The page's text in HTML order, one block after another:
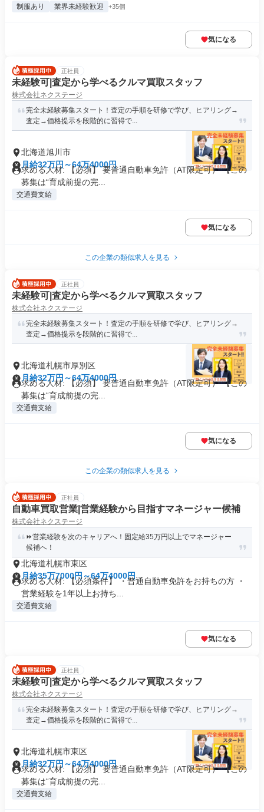
制服あり 業界未経験歓迎 +35個
気になる
正社員
未経験可|査定から学べるクルマ買取スタッフ
株式会社ネクステージ
完全未経験募集スタート！査定の手順を研修で学び、ヒアリング→
査定→価格提示を段階的に習得で...
北海道旭川市
月給32万円～64万4000円
求める人材: 【必須】 要普通自動車免許（AT限定可） 【この
募集は“育成前提の完...
交通費支給
気になる
この企業の類似求人を見る
正社員
未経験可|査定から学べるクルマ買取スタッフ
株式会社ネクステージ
完全未経験募集スタート！査定の手順を研修で学び、ヒアリング→
査定→価格提示を段階的に習得で...
北海道札幌市厚別区
月給32万円～64万4000円
求める人材: 【必須】 要普通自動車免許（AT限定可） 【この
募集は“育成前提の完...
交通費支給
気になる
この企業の類似求人を見る
正社員
自動車買取営業|営業経験から目指すマネージャー候補
株式会社ネクステージ
⏩️営業経験を次のキャリアへ！固定給35万円以上でマネージャー
候補へ！
北海道札幌市東区
月給35万7000円～64万4000円
求める人材: 【必須条件】 ・普通自動車免許をお持ちの方 ・
営業経験を1年以上お持ち...
交通費支給
気になる
正社員
未経験可|査定から学べるクルマ買取スタッフ
株式会社ネクステージ
完全未経験募集スタート！査定の手順を研修で学び、ヒアリング→
査定→価格提示を段階的に習得で...
北海道札幌市東区
月給32万円～64万4000円
求める人材: 【必須】 要普通自動車免許（AT限定可） 【この
募集は“育成前提の完...
交通費支給